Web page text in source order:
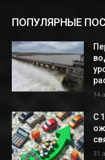
ПОПУЛЯРНЫЕ
14
С
31